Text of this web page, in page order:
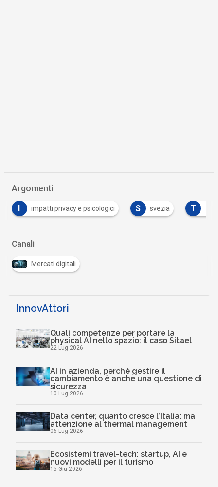
Argomenti
S svezia T TikTok T twitter
Canali
Mercati digitali
InnovAttori
Quali competenze per portare la
physical AI nello spazio: il caso Sitael
22 Lug 2026
AI in azienda, perché gestire il
cambiamento è anche una questione di
sicurezza
10 Lug 2026
Data center, quanto cresce l’Italia: ma
attenzione al thermal management
06 Lug 2026
Ecosistemi travel-tech: startup, AI e
nuovi modelli per il turismo
15 Giu 2026